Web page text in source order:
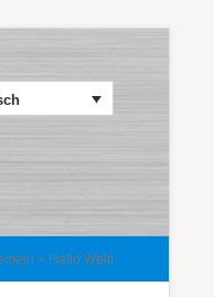
> Hallo Welt!